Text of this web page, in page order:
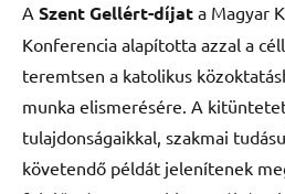
A Szent Gellért-díjat a Magyar
Konferencia alapította azzal a
teremtsen a katolikus
munka elismerésére. A
tulajdonságaikkal, szakmai
követendő példát jelenítenek